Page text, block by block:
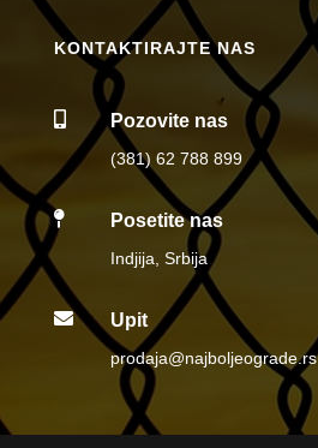
KONTAKTIRAJTE NAS
Pozovite nas
(381) 62 788 899
 Posetite nas
Indjija, Srbija
 Upit
prodaja@najboljeograde.rs